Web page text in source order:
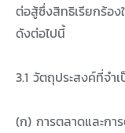
ต่อสู้ซึ่งสิทธิเรียกร้อ
ดังต่อไปนี้
3.1 วัตถุประสงค์ที่จ
(ก) การตลาดและกา